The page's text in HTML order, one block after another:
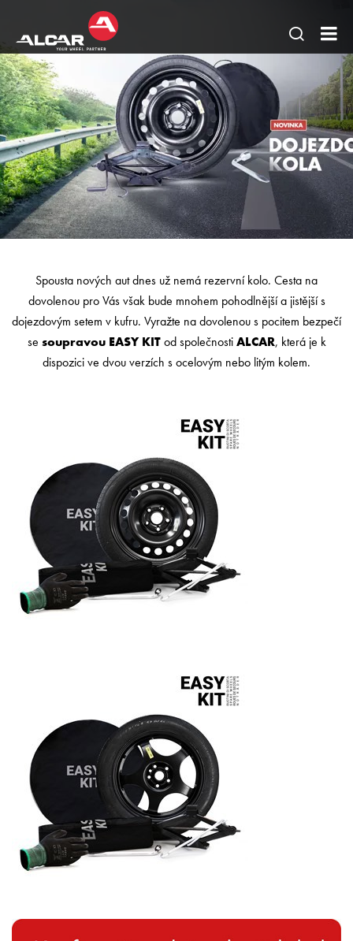
Otevřít
hledání
stránky
-
Spousta nových aut dnes už nemá rezervní kolo. Cesta na
dovolenou pro Vás však bude mnohem pohodlnější a jistější s
dojezdovým setem v kufru. Vyražte na dovolenou s pocitem bezpečí
se soupravou EASY KITod společnostiALCAR, která je k
dispozici ve dvou verzích s ocelovým nebo litým kolem.